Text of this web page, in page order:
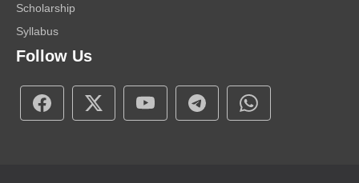
Scholarship
Syllabus
Follow Us